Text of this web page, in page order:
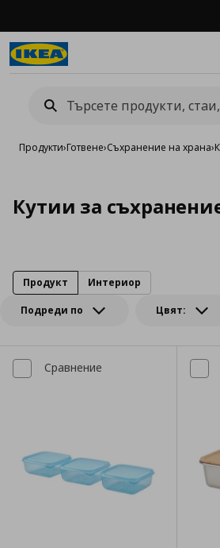
Продукти›Готвене›Съхранение на храна›
Кутии за
Подреди по Цвят:
Продукт Интериор
Сравнение